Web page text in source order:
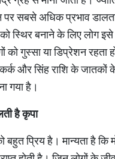
पर सबसे अधिक प्रभाव
स्थिर बनाने के लिए लोग
को गुस्सा या डिप्रेशन रहता
और सिंह राशि के जातकों
गया है।
हैकृपा
बहुत प्रिय है। मान्यता है कि